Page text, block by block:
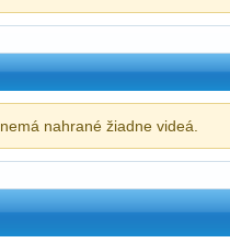
nahrané žiadne videá.